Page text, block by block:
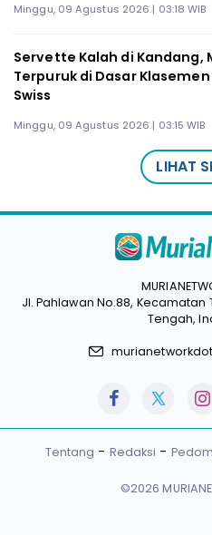
Minggu, 09 Agustus 2026 | 03:18 WIB
Servette Kalah di Kandang,
Terpuruk di Dasar
Swiss
Minggu, 09 Agustus 2026 | 03:15 WIB
LIHAT
Jl. Pahlawan No.88,
Tengah,
Tentang Redaksi
©2026